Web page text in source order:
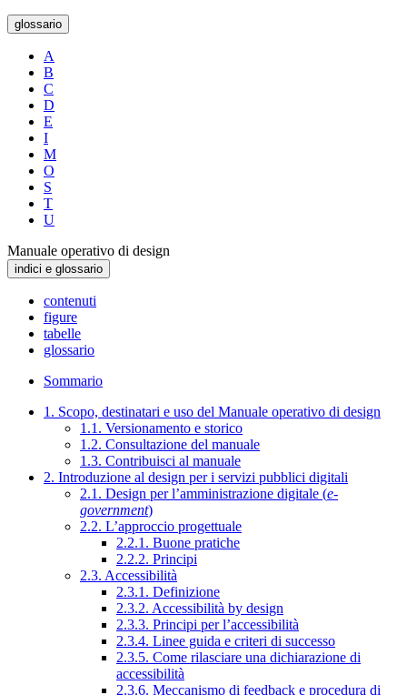
glossario
A
B
C
D
E
I
M
O
S
T
U
Manuale operativo di design
indici e glossario
contenuti
figure
tabelle
glossario
Sommario
1. Scopo, destinatari e uso del Manuale operativo di design
1.1. Versionamento e storico
1.2. Consultazione del manuale
1.3. Contribuisci al manuale
2. Introduzione al design per i servizi pubblici digitali
2.1. Design per l’amministrazione digitale (e-
government)
2.2. L’approccio progettuale
2.2.1. Buone pratiche
2.2.2. Principi
2.3. Accessibilità
2.3.1. Definizione
2.3.2. Accessibilità by design
2.3.3. Principi per l’accessibilità
2.3.4. Linee guida e criteri di successo
2.3.5. Come rilasciare una dichiarazione di
accessibilità
2.3.6. Meccanismo di feedback e procedura di